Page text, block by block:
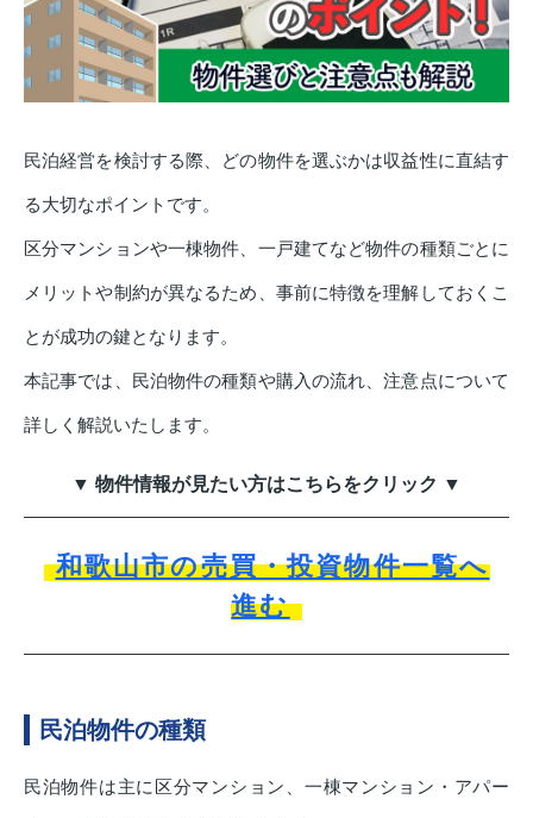
民泊経営を検討する際、どの物件を選ぶかは収益性に直結す
る大切なポイントです。
区分マンションや一棟物件、一戸建てなど物件の種類ごとに
メリットや制約が異なるため、事前に特徴を理解しておくこ
とが成功の鍵となります。
本記事では、民泊物件の種類や購入の流れ、注意点について
詳しく解説いたします。
▼ 物件情報が見たい方はこちらをクリック ▼
和歌山市の売買・投資物件一覧へ
進む
民泊物件の種類
民泊物件は主に区分マンション、一棟マンション・アパー